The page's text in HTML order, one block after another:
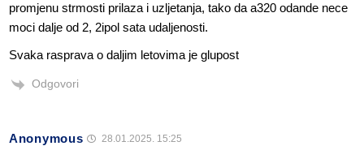
promjenu strmosti prilaza i uzljetanja, tako da a320 odande nece
moci dalje od 2, 2ipol sata udaljenosti.
Svaka rasprava o daljim letovima je glupost
Odgovori
Anonymous 28.01.2025. 15:25